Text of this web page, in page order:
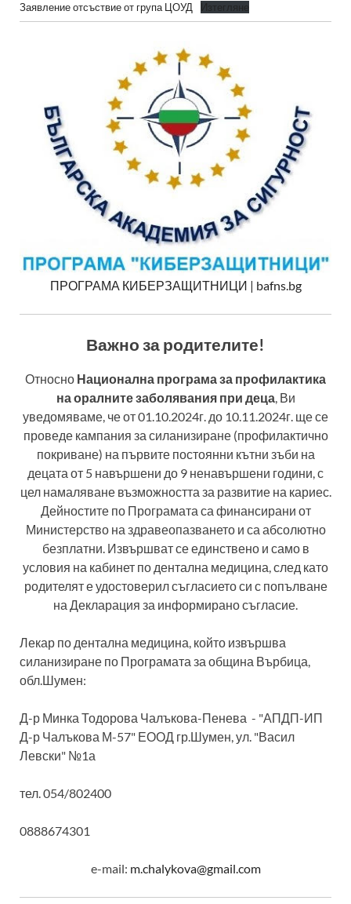
Заявление отсъствие от група ЦОУД
Изтегляне
ПРОГРАМА КИБЕРЗАЩИТНИЦИ | bafns.bg
Важно за родителите!
Относно Национална програма за профилактика
на оралните заболявания при деца, Ви
уведомяваме, че от 01.10.2024г. до 10.11.2024г. ще се
проведе кампания за силанизиране (профилактично
покриване) на първите постоянни кътни зъби на
децата от 5 навършени до 9 ненавършени години, с
цел намаляване възможността за развитие на кариес.
Дейностите по Програмата са финансирани от
Министерство на здравеопазването и са абсолютно
безплатни. Извършват се единствено и само в
условия на кабинет по дентална медицина, след като
родителят е удостоверил съгласието си с попълване
на Декларация за информирано съгласие.
Лекар по дентална медицина, който извършва
силанизиране по Програмата за община Върбица,
обл.Шумен:
Д-р Минка Тодорова Чалъкова-Пенева - "АПДП-ИП
Д-р Чалъкова М-57" ЕООД гр.Шумен, ул. "Васил
Левски" №1а
тел. 054/802400
0888674301
e-mail: m.chalykova@gmail.com